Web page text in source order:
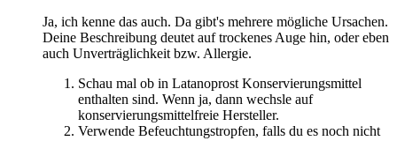
Ja, ich kenne das auch. Da gibt's mehrere mögliche Ursachen.
Deine Beschreibung deutet auf trockenes Auge hin, oder eben
auch Unverträglichkeit bzw. Allergie.
Schau mal ob in Latanoprost Konservierungsmittel
enthalten sind. Wenn ja, dann wechsle auf
konservierungsmittelfreie Hersteller.
Verwende Befeuchtungstropfen, falls du es noch nicht